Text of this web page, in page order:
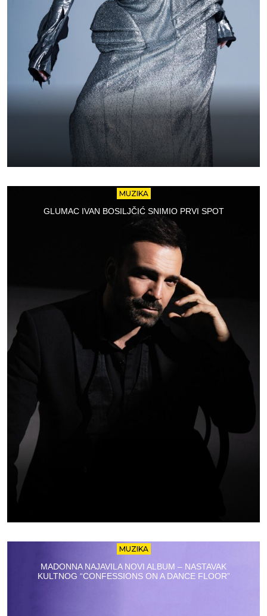
MUZIKA
GLUMAC IVAN BOSILJČIĆ SNIMIO PRVI SPOT
MUZIKA
MADONNA NAJAVILA NOVI ALBUM – NASTAVAK
KULTNOG “CONFESSIONS ON A DANCE FLOOR”